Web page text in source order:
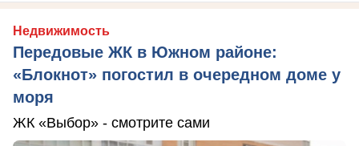
Недвижимость
Передовые ЖК в Южном районе:
«Блокнот» погостил в очередном доме у
моря
ЖК «Выбор» - смотрите сами